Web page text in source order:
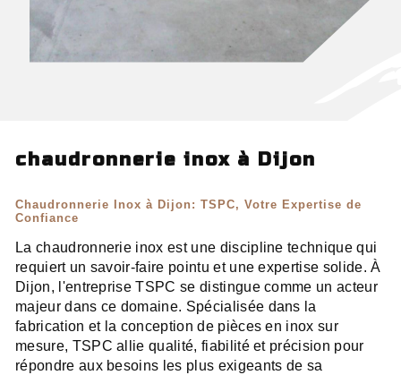
chaudronnerie inox à Dijon
Chaudronnerie Inox à Dijon: TSPC, Votre Expertise de
Confiance
La chaudronnerie inox est une discipline technique qui
requiert un savoir-faire pointu et une expertise solide. À
Dijon, l'entreprise TSPC se distingue comme un acteur
majeur dans ce domaine. Spécialisée dans la
fabrication et la conception de pièces en inox sur
mesure, TSPC allie qualité, fiabilité et précision pour
répondre aux besoins les plus exigeants de sa